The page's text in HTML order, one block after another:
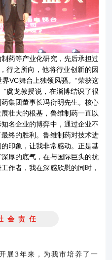
药等产业化研究，先后承担过
行之所向，他将行业创新的因
VC舞台上独领风骚。“荣获这
虞龙教授说，在淄博结识了很
集团董事长冯衍明先生。核心
壮大的根基，鲁维制药一直以
名企业的博弈中，通过企业不
终的胜利。鲁维制药对技术进
印象，让我非常感动。正是基
厚的底气，在与国际巨头的抗
作者，我在深感欣慰的同时，
会 责 任
展3年来，为我市培养了一